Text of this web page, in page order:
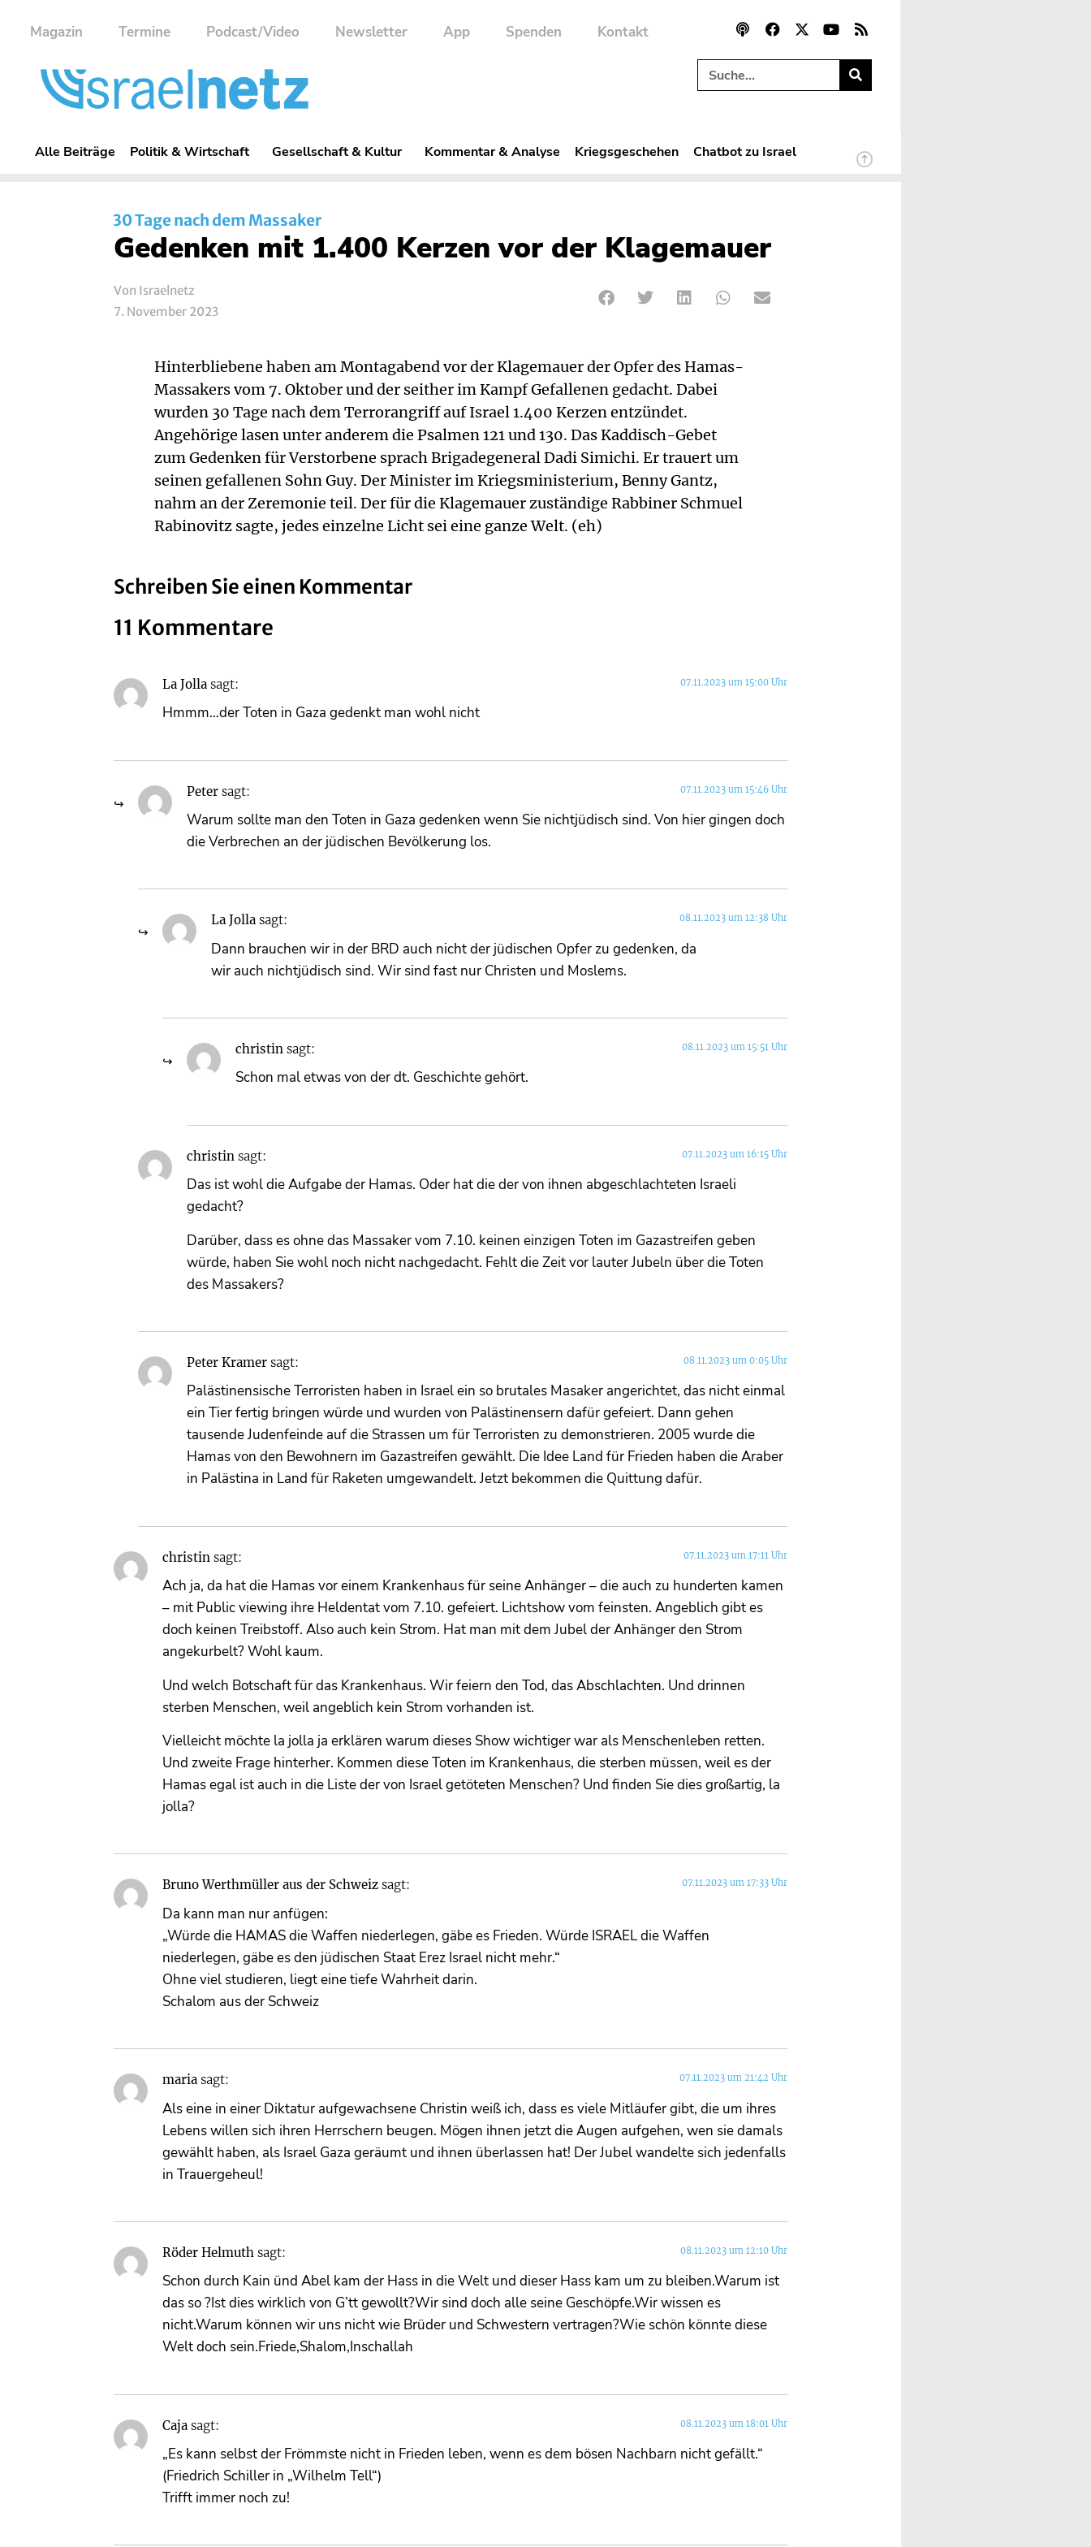
Magazin Termine Podcast/Video Newsletter App Spenden Kontakt
Alle Beiträge Politik & Wirtschaft Gesellschaft & Kultur Kommentar & Analyse Kriegsgeschehen Chatbot zu Israel
30 Tage nach dem Massaker
Gedenken mit 1.400 Kerzen vor der Klagemauer
Von Israelnetz
7. November 2023
Hinterbliebene haben am Montagabend vor der Klagemauer der Opfer des Hamas-
Massakers vom 7. Oktober und der seither im Kampf Gefallenen gedacht. Dabei
wurden 30 Tage nach dem Terrorangriff auf Israel 1.400 Kerzen entzündet.
Angehörige lasen unter anderem die Psalmen 121 und 130. Das Kaddisch-Gebet
zum Gedenken für Verstorbene sprach Brigadegeneral Dadi Simichi. Er trauert um
seinen gefallenen Sohn Guy. Der Minister im Kriegsministerium, Benny Gantz,
nahm an der Zeremonie teil. Der für die Klagemauer zuständige Rabbiner Schmuel
Rabinovitz sagte, jedes einzelne Licht sei eine ganze Welt. (eh)
Schreiben Sie einen Kommentar
11 Kommentare
La Jolla sagt: 07.11.2023 um 15:00 Uhr
Hmmm…der Toten in Gaza gedenkt man wohl nicht
Peter sagt: 07.11.2023 um 15:46 Uhr
Warum sollte man den Toten in Gaza gedenken wenn Sie nichtjüdisch sind. Von hier gingen doch
die Verbrechen an der jüdischen Bevölkerung los.
La Jolla sagt: 08.11.2023 um 12:38 Uhr
Dann brauchen wir in der BRD auch nicht der jüdischen Opfer zu gedenken, da
wir auch nichtjüdisch sind. Wir sind fast nur Christen und Moslems.
christin sagt: 08.11.2023 um 15:51 Uhr
Schon mal etwas von der dt. Geschichte gehört.
christin sagt: 07.11.2023 um 16:15 Uhr
Das ist wohl die Aufgabe der Hamas. Oder hat die der von ihnen abgeschlachteten Israeli
gedacht?
Darüber, dass es ohne das Massaker vom 7.10. keinen einzigen Toten im Gazastreifen geben
würde, haben Sie wohl noch nicht nachgedacht. Fehlt die Zeit vor lauter Jubeln über die Toten
des Massakers?
Peter Kramer sagt: 08.11.2023 um 0:05 Uhr
Palästinensische Terroristen haben in Israel ein so brutales Masaker angerichtet, das nicht einmal
ein Tier fertig bringen würde und wurden von Palästinensern dafür gefeiert. Dann gehen
tausende Judenfeinde auf die Strassen um für Terroristen zu demonstrieren. 2005 wurde die
Hamas von den Bewohnern im Gazastreifen gewählt. Die Idee Land für Frieden haben die Araber
in Palästina in Land für Raketen umgewandelt. Jetzt bekommen die Quittung dafür.
christin sagt: 07.11.2023 um 17:11 Uhr
Ach ja, da hat die Hamas vor einem Krankenhaus für seine Anhänger – die auch zu hunderten kamen
– mit Public viewing ihre Heldentat vom 7.10. gefeiert. Lichtshow vom feinsten. Angeblich gibt es
doch keinen Treibstoff. Also auch kein Strom. Hat man mit dem Jubel der Anhänger den Strom
angekurbelt? Wohl kaum.
Und welch Botschaft für das Krankenhaus. Wir feiern den Tod, das Abschlachten. Und drinnen
sterben Menschen, weil angeblich kein Strom vorhanden ist.
Vielleicht möchte la jolla ja erklären warum dieses Show wichtiger war als Menschenleben retten.
Und zweite Frage hinterher. Kommen diese Toten im Krankenhaus, die sterben müssen, weil es der
Hamas egal ist auch in die Liste der von Israel getöteten Menschen? Und finden Sie dies großartig, la
jolla?
Bruno Werthmüller aus der Schweiz sagt: 07.11.2023 um 17:33 Uhr
Da kann man nur anfügen:
„Würde die HAMAS die Waffen niederlegen, gäbe es Frieden. Würde ISRAEL die Waffen
niederlegen, gäbe es den jüdischen Staat Erez Israel nicht mehr.“
Ohne viel studieren, liegt eine tiefe Wahrheit darin.
Schalom aus der Schweiz
maria sagt: 07.11.2023 um 21:42 Uhr
Als eine in einer Diktatur aufgewachsene Christin weiß ich, dass es viele Mitläufer gibt, die um ihres
Lebens willen sich ihren Herrschern beugen. Mögen ihnen jetzt die Augen aufgehen, wen sie damals
gewählt haben, als Israel Gaza geräumt und ihnen überlassen hat! Der Jubel wandelte sich jedenfalls
in Trauergeheul!
Röder Helmuth sagt: 08.11.2023 um 12:10 Uhr
Schon durch Kain ünd Abel kam der Hass in die Welt und dieser Hass kam um zu bleiben.Warum ist
das so ?Ist dies wirklich von G’tt gewollt?Wir sind doch alle seine Geschöpfe.Wir wissen es
nicht.Warum können wir uns nicht wie Brüder und Schwestern vertragen?Wie schön könnte diese
Welt doch sein.Friede,Shalom,Inschallah
Caja sagt: 08.11.2023 um 18:01 Uhr
„Es kann selbst der Frömmste nicht in Frieden leben, wenn es dem bösen Nachbarn nicht gefällt.“
(Friedrich Schiller in „Wilhelm Tell“)
Trifft immer noch zu!